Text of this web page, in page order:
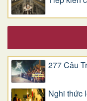
277 Câu
Nghi thức